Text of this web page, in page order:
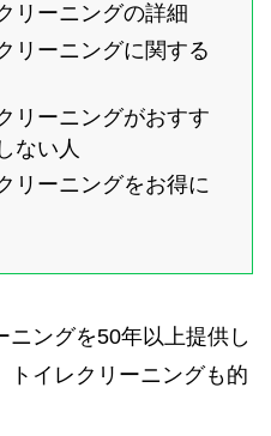
リーニングの詳細
リーニングに関する
リーニングがおすす
ない人
リーニングをお得に
ニングを50年以上提供し
トイレクリーニングも的